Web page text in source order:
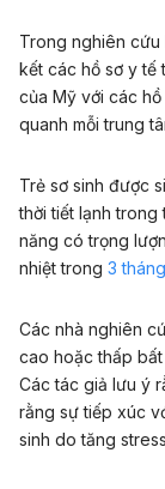
Trong nghiên cứu
kết các hồ sơ y tế
của Mỹ với các
quanh mỗi trung
Trẻ sơ sinh được
thời tiết lạnh trong
năng có trọng
nhiệt trong 3
Các nhà nghiên
cao hoặc thấp
Các tác giả lưu ý
rằng sự tiếp xúc
sinh do tăng